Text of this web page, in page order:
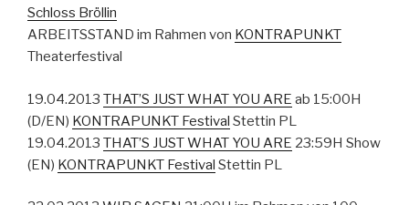
Schloss Bröllin
ARBEITSSTAND im Rahmen von KONTRAPUNKT
Theaterfestival
19.04.2013 THAT’S JUST WHAT YOU ARE ab 15:00H
(D/EN) KONTRAPUNKT Festival Stettin PL
19.04.2013 THAT’S JUST WHAT YOU ARE 23:59H Show
(EN) KONTRAPUNKT Festival Stettin PL